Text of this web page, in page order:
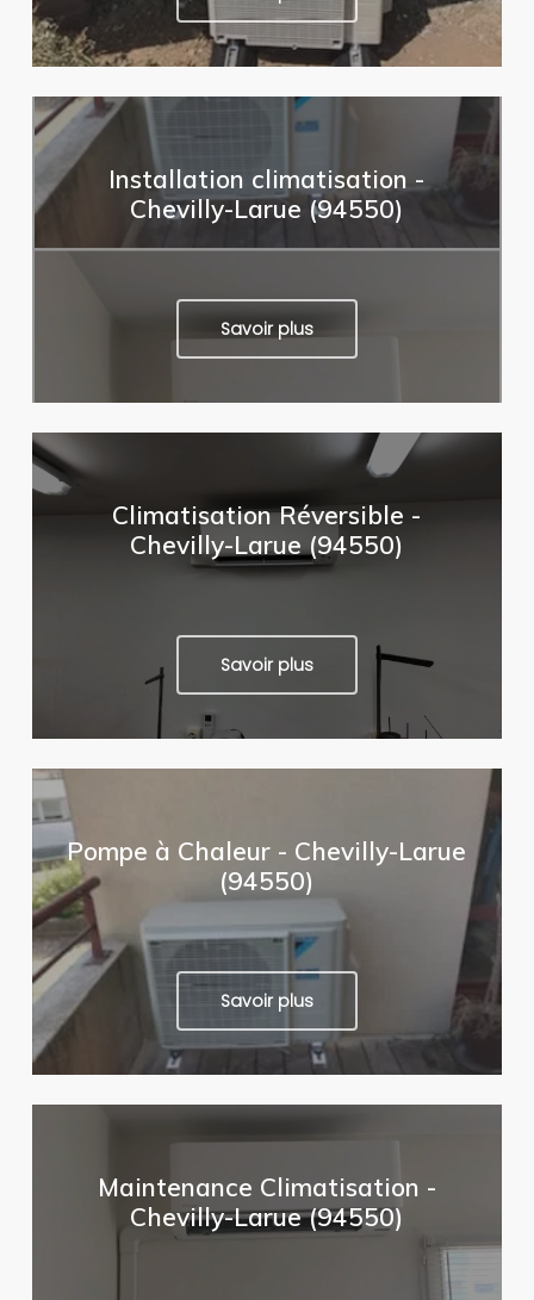
Installation climatisation -
Chevilly-Larue (94550)
Savoir plus
Climatisation Réversible -
Chevilly-Larue (94550)
Savoir plus
Pompe à Chaleur - Chevilly-Larue
(94550)
Savoir plus
Maintenance Climatisation -
Chevilly-Larue (94550)